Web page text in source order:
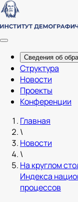
Сведения об
Структура
Новости
Проекты
Конференции
Главная
\
Новости
\
На круглом
Индекса
процессов